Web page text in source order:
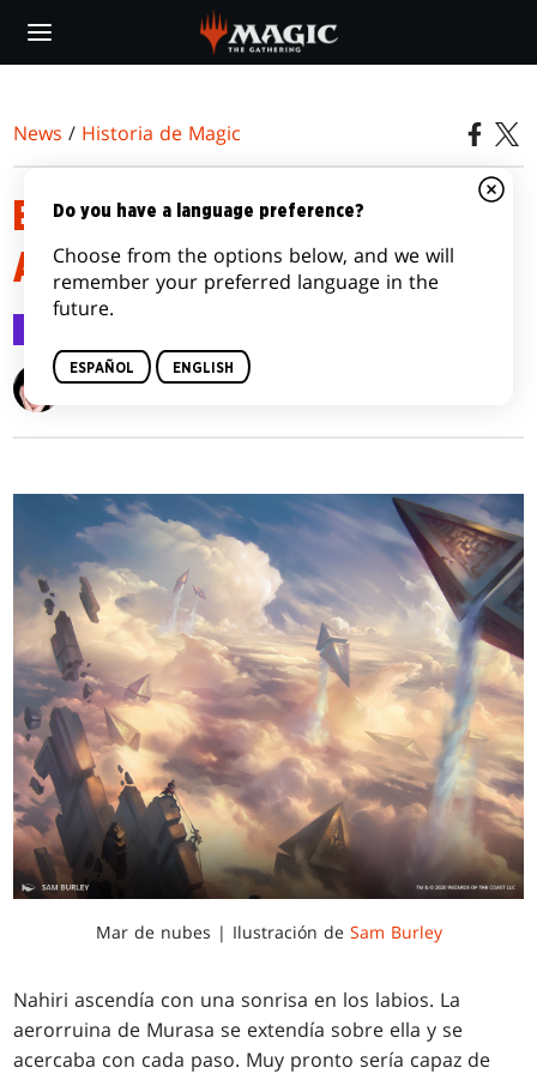
main
News / Historia de Magic
EPISODIO 3: EL PELIGROSO
ASCENSO, LA LARGA CAÍDA
A. T. Greenblatt
Mar de nubes | Ilustración de Sam Burley
Nahiri ascendía con una sonrisa en los labios. La
aerorruina de Murasa se extendía sobre ella y se
acercaba con cada paso. Muy pronto sería capaz de
Do you have a language preference?
Choose from the options below, and we will
remember your preferred language in the
future.
ESPAÑOL ENGLISH